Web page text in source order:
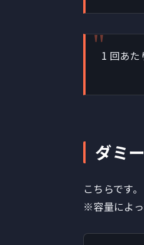
1 回あた
ダミ
こちらです。
※容量によっ